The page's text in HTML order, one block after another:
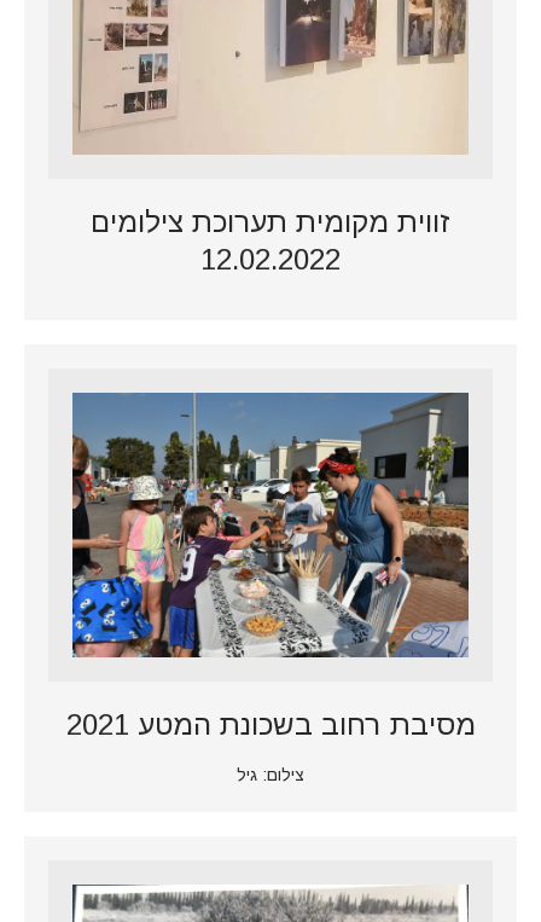
זווית מקומית תערוכת צילומים
12.02.2022
מסיבת רחוב בשכונת המטע 2021
צילום: גיל